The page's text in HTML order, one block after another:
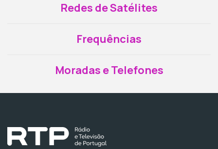
Redes de Satélites
Frequências
Moradas e Telefones